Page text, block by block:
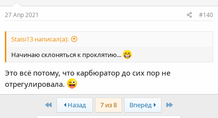
n
s
27 Апр 2021 #140
Staisi13 написал(а):
Начинаю склоняться к проклятию...
Это всё потому, что карбюратор до сих пор не
отрегулировала.
First Назад 7 из 8 Вперёд Last